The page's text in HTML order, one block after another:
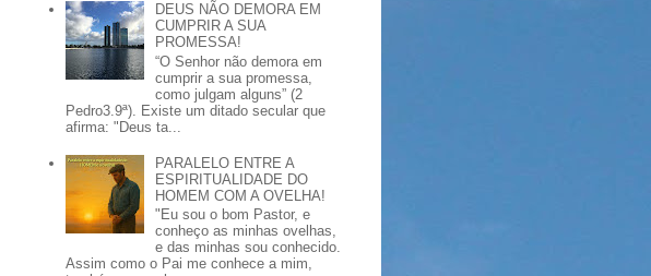
DEUS NÃO DEMORA EM
CUMPRIR A SUA
PROMESSA!
“O Senhor não demora em
cumprir a sua promessa,
como julgam alguns” (2
Pedro3.9ª). Existe um ditado secular que
afirma: "Deus ta...
PARALELO ENTRE A
ESPIRITUALIDADE DO
HOMEM COM A OVELHA!
"Eu sou o bom Pastor, e
conheço as minhas ovelhas,
e das minhas sou conhecido.
Assim como o Pai me conhece a mim,